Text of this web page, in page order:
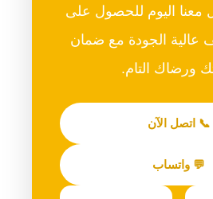
معنا اليوم للحصول على
عالية الجودة مع ضمان
ورضاك التام.
📞 اتصل الآن
💬 واتساب